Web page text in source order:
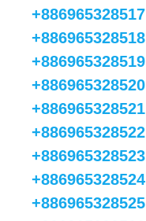
+886965328517
+886965328518
+886965328519
+886965328520
+886965328521
+886965328522
+886965328523
+886965328524
+886965328525